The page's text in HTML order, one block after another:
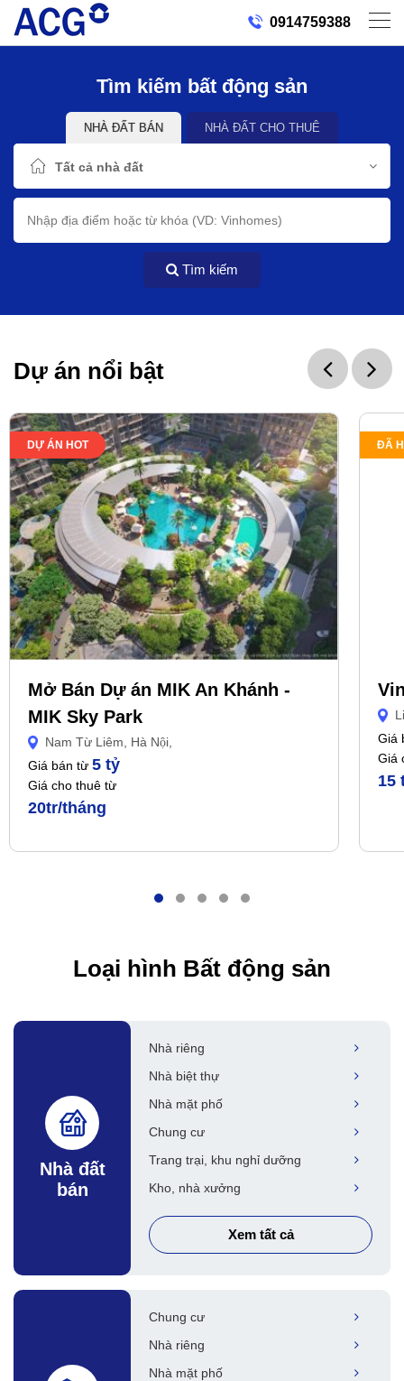
0914759388
Tìm kiếm bất động sản
NHÀ ĐẤT BÁN NHÀ ĐẤT CHO THUÊ
Tất cả nhà đất
Tìm kiếm
Dự án nổi bật
DỰ ÁN HOT
Mở Bán Dự án MIK An Khánh -
MIK Sky Park
Nam Từ Liêm, Hà Nội,
Giá bán từ 5 tỷ
Giá cho thuê từ
20tr/tháng
ĐÃ
Giá
Giá
15
Loại hình Bất động sản
Nhà đất
bán
Nhà riêng
Nhà biệt thự
Nhà mặt phố
Chung cư
Trang trại, khu nghỉ dưỡng
Kho, nhà xưởng
Xem tất cả
Chung cư
Nhà riêng
Nhà mặt phố